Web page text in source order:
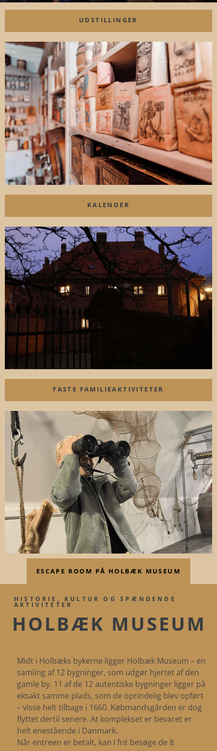
UDSTILLINGER
KALENDER
FASTE FAMILIEAKTIVITETER
ESCAPE ROOM PÅ HOLBÆK MUSEUM
HISTORIE, KULTUR OG SPÆNDENDE
AKTIVITETER
HOLBÆK MUSEUM
Midt i Holbæks bykerne ligger Holbæk Museum – en
samling af 12 bygninger, som udgør hjertet af den
gamle by. 11 af de 12 autentiske bygninger ligger på
eksakt samme plads, som de oprindelig blev opført
– visse helt tilbage i 1660. Købmandsgården er dog
flyttet dertil senere. At komplekset er bevaret er
helt enestående i Danmark.
Når entreen er betalt, kan I frit besøge de 8